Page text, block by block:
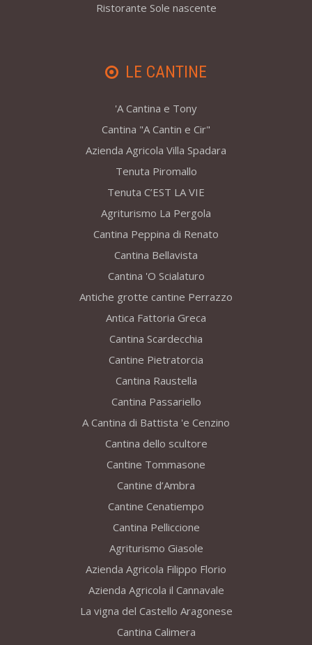
Ristorante Sole nascente
LE CANTINE
'A Cantina e Tony
Cantina "A Cantin e Cir"
Azienda Agricola Villa Spadara
Tenuta Piromallo
Tenuta C’EST LA VIE
Agriturismo La Pergola
Cantina Peppina di Renato
Cantina Bellavista
Cantina 'O Scialaturo
Antiche grotte cantine Perrazzo
Antica Fattoria Greca
Cantina Scardecchia
Cantine Pietratorcia
Cantina Raustella
Cantina Passariello
A Cantina di Battista 'e Cenzino
Cantina dello scultore
Cantine Tommasone
Cantine d’Ambra
Cantine Cenatiempo
Cantina Pelliccione
Agriturismo Giasole
Azienda Agricola Filippo Florio
Azienda Agricola il Cannavale
La vigna del Castello Aragonese
Cantina Calimera